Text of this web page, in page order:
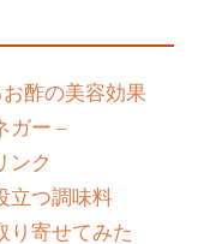
酢の美容効果
ガー –
ンク
立つ調味料
り寄せてみた